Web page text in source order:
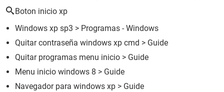
Boton inicio xp
Windows xp sp3 > Programas - Windows
Quitar contraseña windows xp cmd > Guide
Quitar programas menu inicio > Guide
Menu inicio windows 8 > Guide
Navegador para windows xp > Guide